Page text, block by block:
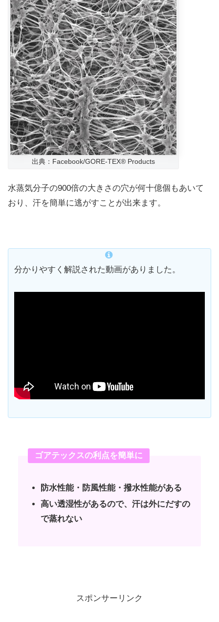
出典：Facebook/GORE-TEX® Products
水蒸気分子の900倍の大きさの穴が何十億個もあいて
おり、汗を簡単に逃がすことが出来ます。
分かりやすく解説された動画がありました。
ゴアテックスの利点を簡単に
防水性能・防風性能・撥水性能がある
高い透湿性があるので、汗は外にだすの
で蒸れない
スポンサーリンク